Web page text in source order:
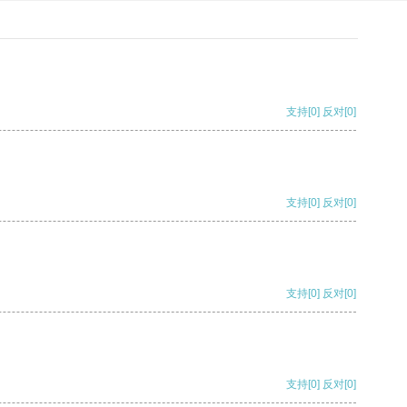
支持[0] 反对[0]
支持[0] 反对[0]
支持[0] 反对[0]
支持[0] 反对[0]